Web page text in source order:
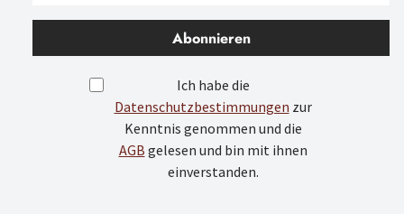
Abonnieren
Ich habe die
Datenschutzbestimmungen zur
Kenntnis genommen und die
AGB gelesen und bin mit ihnen
einverstanden.